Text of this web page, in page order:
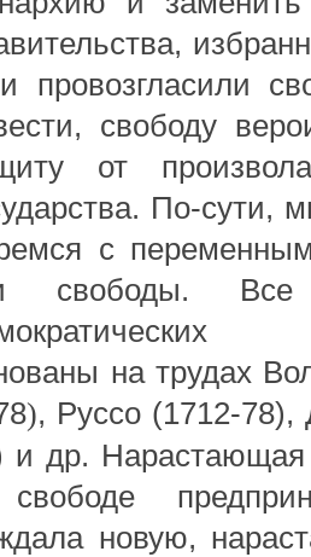
провозгласили
свободу
от
По-сути,
с
свободы. Все
на трудах
), Руссо (1712-
и др. Нарастающая
новую,